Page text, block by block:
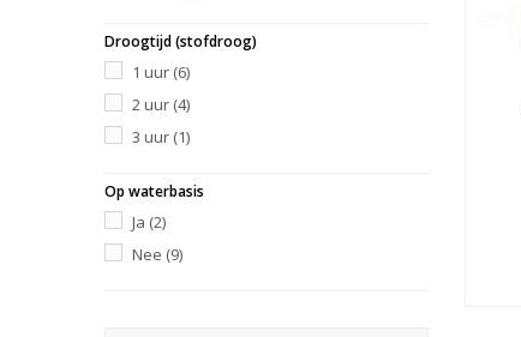
Droogtijd (stofdroog)
1 uur (6)
2 uur (4)
3 uur (1)
Op waterbasis
Ja (2)
Nee (9)